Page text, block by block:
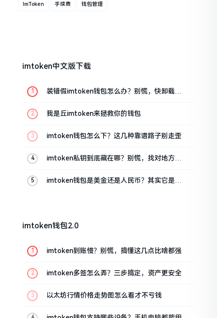
ImToken 手续费 钱包管理
imtoken中文版下载
装错假imtoken钱包怎么办？别慌，快卸载，
我是丘imtoken来拯救你的钱包
imtoken钱包怎么下？这几种靠谱路子别走歪
imtoken私钥到底藏在哪？别慌，找对地方才
imtoken钱包是美金还是人民币？其实它是个
imtoken钱包2.0
imtoken到账慢？别慌，搞懂这几点比啥都强
imtoken多签怎么弄？三步搞定，资产更安全
以太坊行情价格走势图怎么看才不亏钱